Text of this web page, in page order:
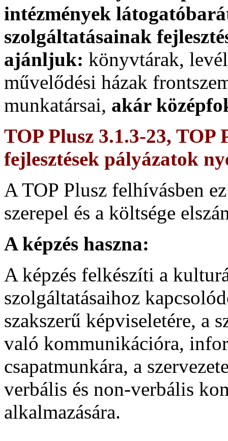
ajánljuk: könyvtárak,
művelődési házak
munkatársai, akár
TOP Plusz 3.1.3-23, TOP
fejlesztések pályázatok
A TOP Plusz felhívásben
szerepel és a költsége
A képzés haszna:
A képzés felkészíti a
szolgáltatásaihoz
szakszerű képviseletére, a
való kommunikációra,
csapatmunkára, a
verbális és non-verbális
alkalmazására.